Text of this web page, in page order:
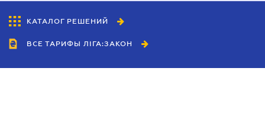
КАТАЛОГ РЕШЕНИЙ
ВСЕ ТАРИФЫ ЛІГА:ЗАКОН